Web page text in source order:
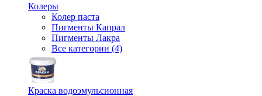
Колеры
Колер паста
Пигменты Капрал
Пигменты Лакра
Все категории (4)
Краска водоэмульсионная